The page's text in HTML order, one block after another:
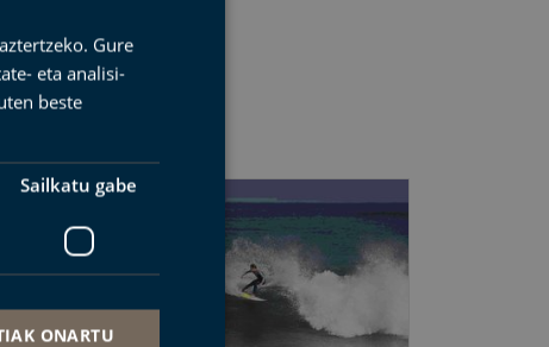
SPANISH
BASQUE
FRENCH
Gure
eta analisi-
beste
Sailkatu gabe
ONARTU